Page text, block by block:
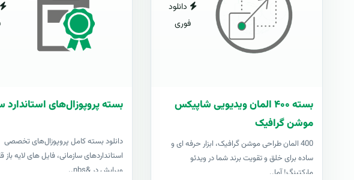
دانلود
فوری
بسته ۴۰۰ المان ویدیویی شاپیکس
موشن گرافیک
400 المان طراحی موشن گرافیک، ابزار حرفه ای و
ساده برای خلق و تقویت برند شما در ویدئو
مارکتینگ! آما..
بسته پروپوزال‌های استاندارد
دانلود بسته کامل پروپوزال‌های تخصصی
استانداردهای سازمانی، فایل های لایه باز
ویرایش در &nbs..